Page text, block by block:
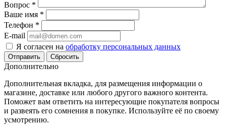
Вопрос *
Ваше имя *
Телефон *
E-mail
Я согласен на обработку персональных данных
Сбросить
Дополнительно
Дополнительная вкладка, для размещения информации о
магазине, доставке или любого другого важного контента.
Поможет вам ответить на интересующие покупателя вопросы
и развеять его сомнения в покупке. Используйте её по своему
усмотрению.